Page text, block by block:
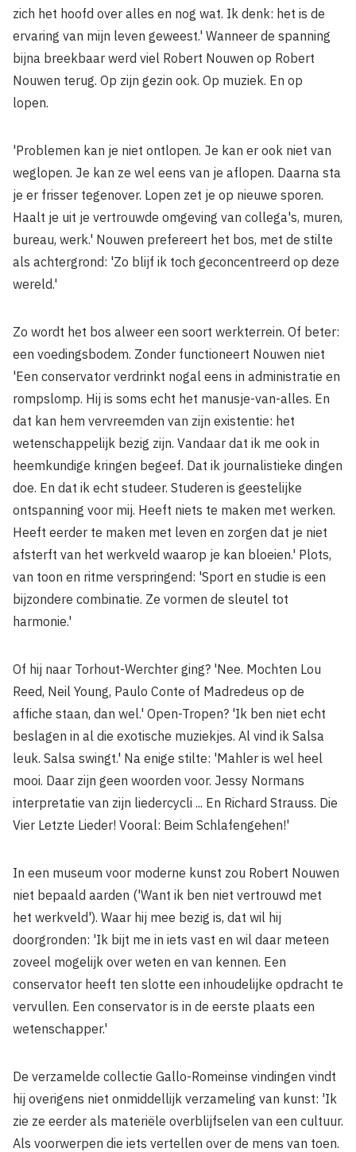
zich het hoofd over alles en nog wat. Ik denk: het is de
ervaring van mijn leven geweest.' Wanneer de spanning
bijna breekbaar werd viel Robert Nouwen op Robert
Nouwen terug. Op zijn gezin ook. Op muziek. En op
lopen.
'Problemen kan je niet ontlopen. Je kan er ook niet van
weglopen. Je kan ze wel eens van je aflopen. Daarna sta
je er frisser tegenover. Lopen zet je op nieuwe sporen.
Haalt je uit je vertrouwde omgeving van collega's, muren,
bureau, werk.' Nouwen prefereert het bos, met de stilte
als achtergrond: 'Zo blijf ik toch geconcentreerd op deze
wereld.'
Zo wordt het bos alweer een soort werkterrein. Of beter:
een voedingsbodem. Zonder functioneert Nouwen niet
'Een conservator verdrinkt nogal eens in administratie en
rompslomp. Hij is soms echt het manusje-van-alles. En
dat kan hem vervreemden van zijn existentie: het
wetenschappelijk bezig zijn. Vandaar dat ik me ook in
heemkundige kringen begeef. Dat ik journalistieke dingen
doe. En dat ik echt studeer. Studeren is geestelijke
ontspanning voor mij. Heeft niets te maken met werken.
Heeft eerder te maken met leven en zorgen dat je niet
afsterft van het werkveld waarop je kan bloeien.' Plots,
van toon en ritme verspringend: 'Sport en studie is een
bijzondere combinatie. Ze vormen de sleutel tot
harmonie.'
Of hij naar Torhout­-Werchter ging? 'Nee. Mochten Lou
Reed, Neil Young, Paulo Conte of Madredeus op de
affiche staan, dan wel.' Open-Tropen? 'Ik ben niet echt
beslagen in al die exotische muziekjes. Al vind ik Salsa
leuk. Salsa swingt.' Na enige stilte: 'Mahler is wel heel
mooi. Daar zijn geen woorden voor. Jessy Normans
interpretatie van zijn liedercycli ... En Richard Strauss. Die
Vier Letzte Lieder! Vooral: Beim Schlafengehen!'
In een museum voor moderne kunst zou Robert Nouwen
niet bepaald aarden ('Want ik ben niet vertrouwd met
het werkveld'). Waar hij mee bezig is, dat wil hij
doorgronden: 'Ik bijt me in iets vast en wil daar meteen
zoveel mogelijk over weten en van kennen. Een
conservator heeft ten slotte een inhoudelijke opdracht te
vervullen. Een conservator is in de eerste plaats een
wetenschapper.'
De verza­melde collectie Gallo-Romeinse vindingen vindt
hij overigens niet onmiddellijk verzameling van kunst: 'Ik
zie ze eerder als materiële overblijfselen van een cultuur.
Als voorwerpen die iets vertellen over de mens van toen.